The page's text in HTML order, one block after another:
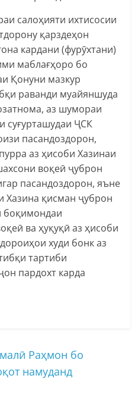
салоҳияти ихтисосии
қарздеҳон
кардани (фурӯхтани)
маблағҳоро бо
Қонуни мазкур
раванди муайяншуда
аз шумораи
суғурташудаи ҶСК
пасандоздорон,
аз ҳисоби Хазинаи
воқеӣ ҷуброн
пасандоздорон, яъне
Хазина қисман ҷуброн
боқимондаи
ва ҳуқуқӣ аз ҳисоби
худи бонк аз
тартиби
пардохт карда
Раҳмон бо
намуданд